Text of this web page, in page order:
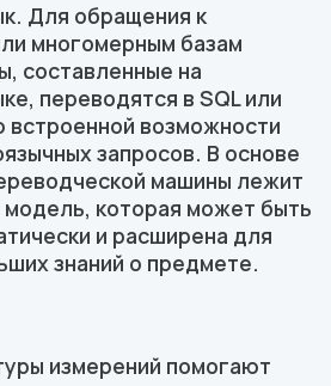
Для обращения к
многомерным базам
составленные на
переводятся в SQL или
встроенной возможности
запросов. В основе
машины лежит
модель, которая может быть
и расширена для
знаний о предмете.
измерений помогают